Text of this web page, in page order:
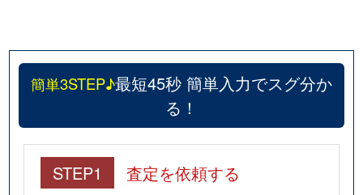
簡単3STEP♪最短45秒 簡単入力でスグ分か
る！
STEP1 査定を依頼する